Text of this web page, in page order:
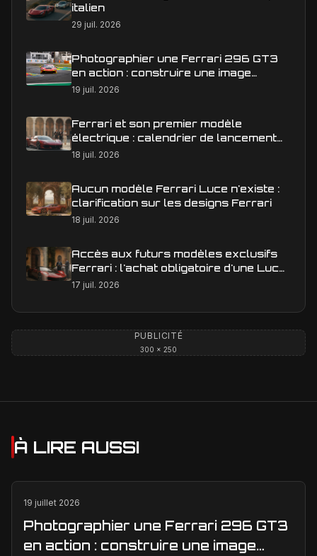
italien
29 juil. 2026
Photographier une Ferrari 296 GT3
en action : construire une image
éditoriale qui raconte la course
19 juil. 2026
Ferrari et son premier modèle
électrique : calendrier de lancement
en Europe
18 juil. 2026
Aucun modèle Ferrari Luce n'existe :
clarification sur les designs Ferrari
18 juil. 2026
Accès aux futurs modèles exclusifs
Ferrari : l'achat obligatoire d'une Luce
est-il une réalité ?
17 juil. 2026
PUBLICITÉ
300 × 250
À LIRE AUSSI
19 juillet 2026
Photographier une Ferrari 296 GT3
en action : construire une image